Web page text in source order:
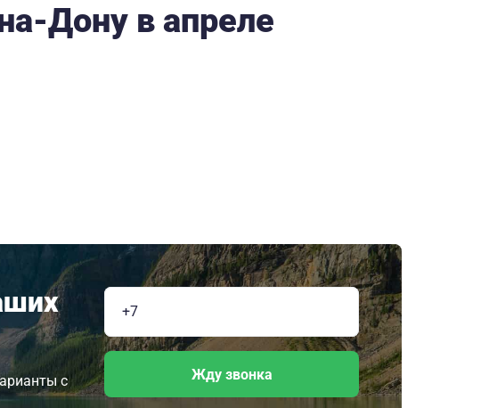
Дону в апреле
с
Жду звонка